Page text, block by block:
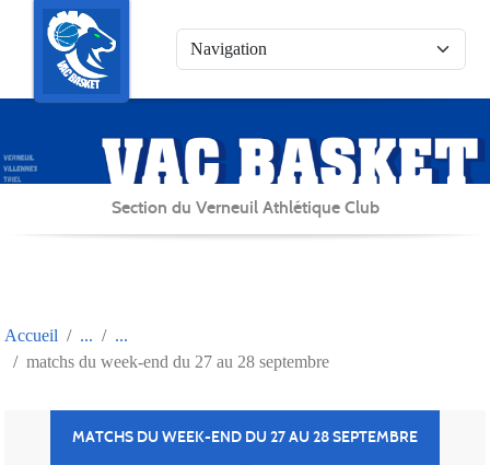
Section du Verneuil Athlétique Club
Accueil
matchs du week-end du 27 au 28 septembre
MATCHS DU WEEK-END DU 27 AU 28 SEPTEMBRE
Panneau de gestion des cookies